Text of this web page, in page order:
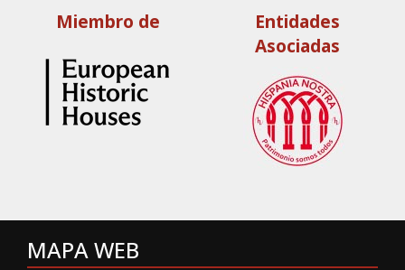
Miembro de
Entidades
Asociadas
MAPA WEB